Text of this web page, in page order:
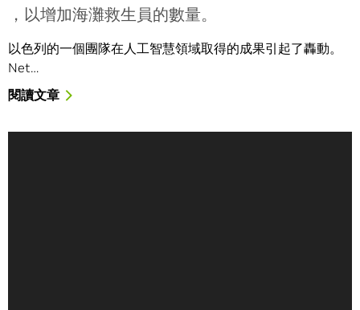
，以增加海灘救生員的數量。
以色列的一個團隊在人工智慧領域取得的成果引起了轟動。
Net…
閱讀文章